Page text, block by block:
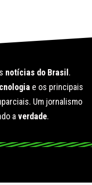
notícias do Brasil .
e os principais
Um jornalismo
averdade.